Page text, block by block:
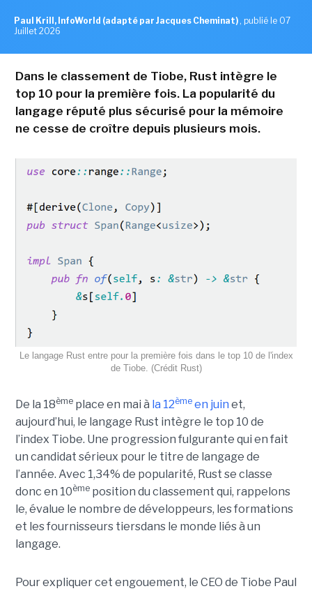
Paul Krill, InfoWorld (adapté par Jacques Cheminat) , publié le 07
Juillet 2026
Dans le classement de Tiobe, Rust intègre le
top 10 pour la première fois. La popularité du
langage réputé plus sécurisé pour la mémoire
ne cesse de croître depuis plusieurs mois.
Le langage Rust entre pour la première fois dans le top 10 de l'index
de Tiobe. (Crédit Rust)
De la 18èmeplace en mai à la 12èmeen juin et,
aujourd’hui, le langage Rust intègre le top 10 de
l’index Tiobe. Une progression fulgurante qui en fait
un candidat sérieux pour le titre de langage de
l’année. Avec 1,34% de popularité, Rust se classe
donc en 10èmeposition du classement qui, rappelons
le, évalue le nombre de développeurs, les formations
et les fournisseurs tiersdans le monde liés à un
langage.
Pour expliquer cet engouement, le CEO de Tiobe Paul